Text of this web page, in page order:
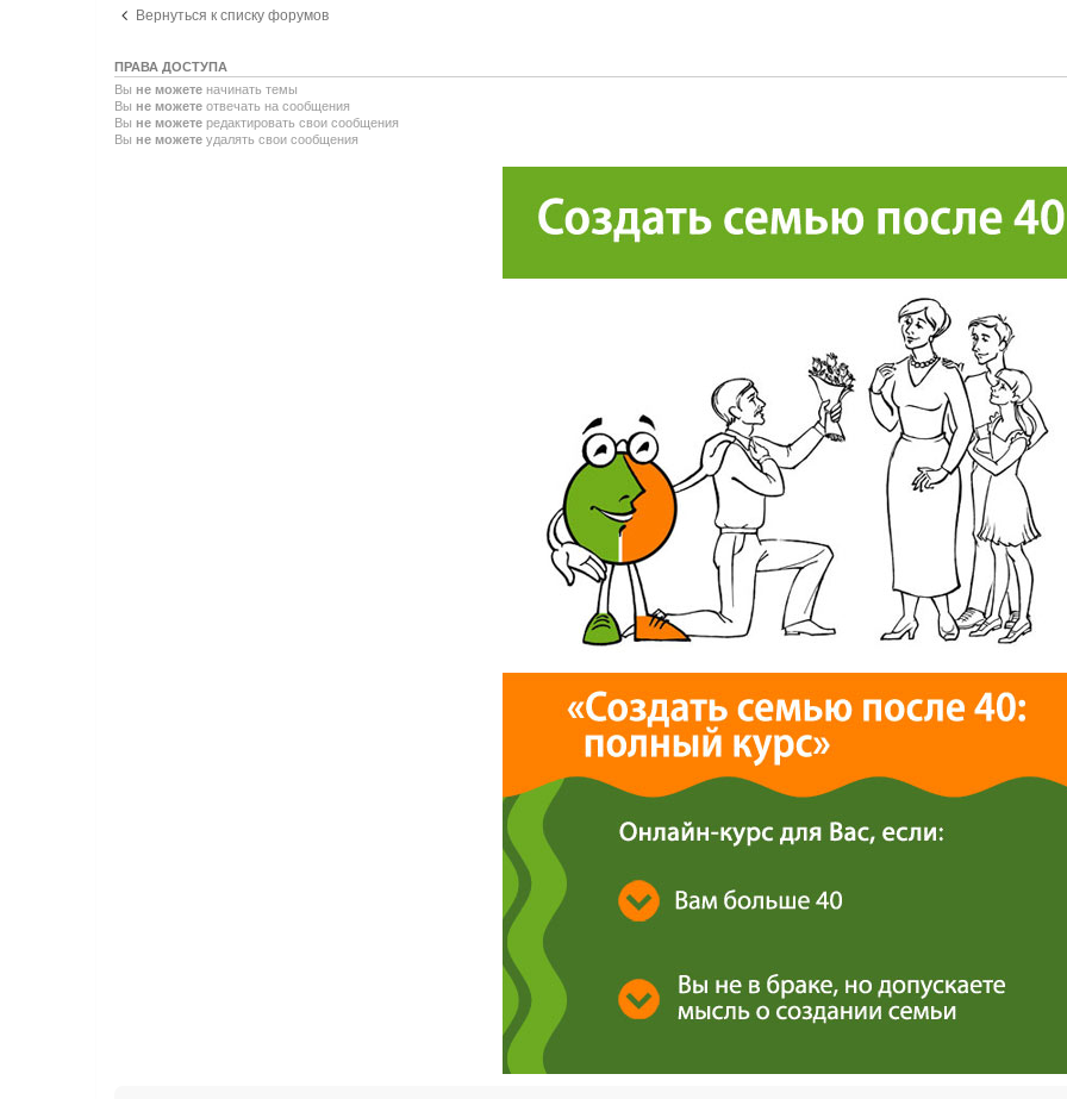
Вернуться к списку форумов
ПРАВА ДОСТУПА
Вы не можете начинать темы
Вы не можете отвечать на сообщения
Вы не можете редактировать свои сообщения
Вы не можете удалять свои сообщения